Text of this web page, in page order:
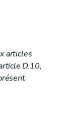
articles
D.10,